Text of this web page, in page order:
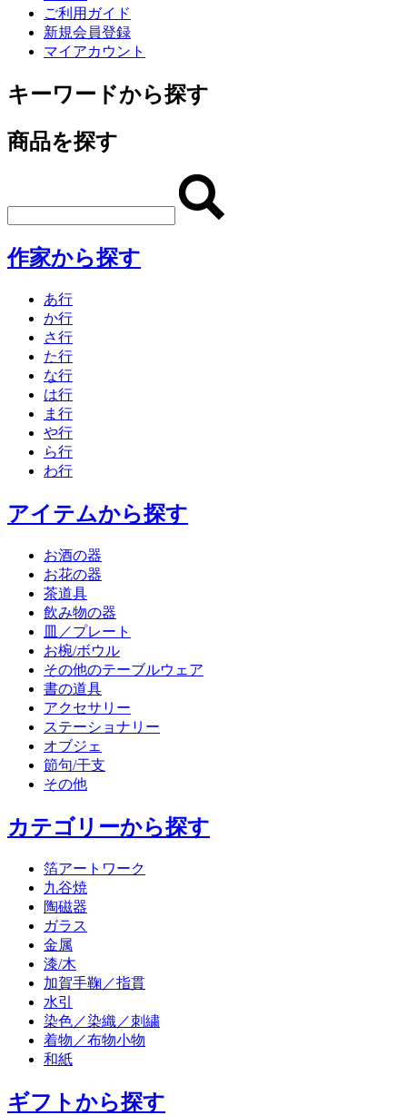
ご利用ガイド
新規会員登録
マイアカウント
キーワードから探す
商品を探す
作家から探す
あ行
か行
さ行
た行
な行
は行
ま行
や行
ら行
わ行
アイテムから探す
お酒の器
お花の器
茶道具
飲み物の器
皿／プレート
お椀/ボウル
その他のテーブルウェア
書の道具
アクセサリー
ステーショナリー
オブジェ
節句/干支
その他
カテゴリーから探す
箔アートワーク
九谷焼
陶磁器
ガラス
金属
漆/木
加賀手鞠／指貫
水引
染色／染織／刺繍
着物／布物小物
和紙
ギフトから探す